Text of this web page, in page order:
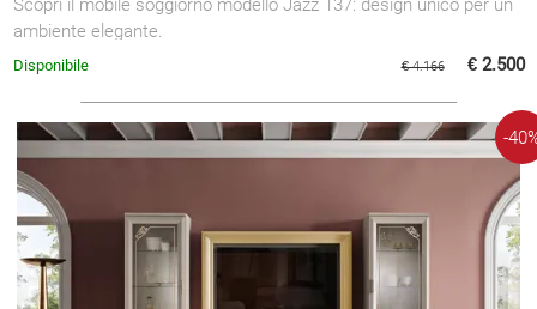
Scopri il mobile soggiorno modello Jazz 137: design unico per un
ambiente elegante.
€ 4.166 € 2.500
Disponibile
-